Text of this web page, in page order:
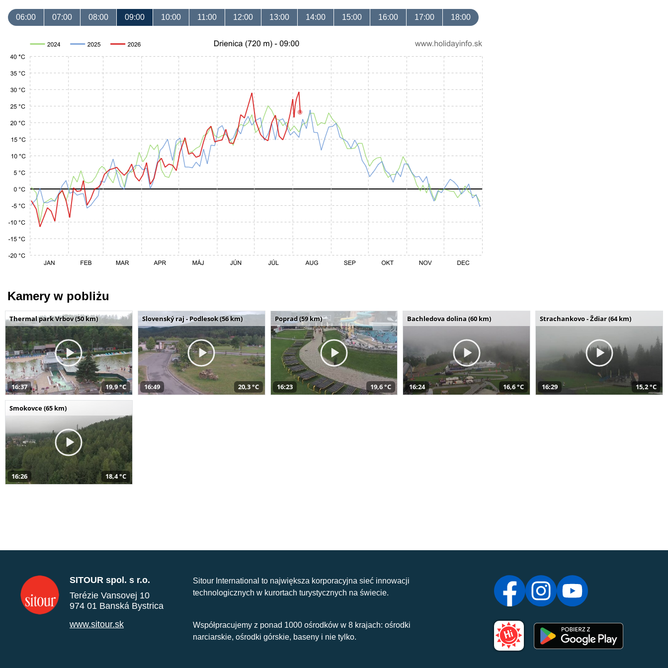
06:00 07:00 08:00 09:00 10:00 11:00 12:00 13:00 14:00 15:00 16:00 17:00 18:00
Kamery w pobliżu
Thermal park Vrbov (50 km)
16:37 19,9 °C
Slovenský raj - Podlesok (56 km)
16:49 20,3 °C
Poprad (59 km)
16:23 19,6 °C
Bachledova dolina (60 km)
16:24 16,6 °C
Strachankovo - Ždiar (64 km)
16:29 15,2 °C
Smokovce (65 km)
16:26 18,4 °C
SITOUR spol. s r.o.
Terézie Vansovej 10
974 01 Banská Bystrica
www.sitour.sk
Sitour International to największa korporacyjna sieć innowacji
technologicznych w kurortach turystycznych na świecie.
Współpracujemy z ponad 1000 ośrodków w 8 krajach: ośrodki
narciarskie, ośrodki górskie, baseny i nie tylko.